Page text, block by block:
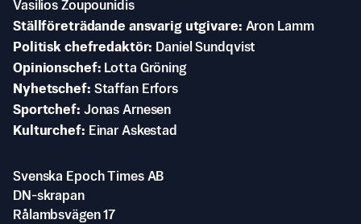
Vasilios Zoupounidis
Ställföreträdande ansvarig utgivare Aron Lamm
Politisk chefredaktör
Daniel Sundqvist
Opinionschef
Lotta Gröning
Nyhetschef Staffan Erfors
Sportchef Jonas Arnesen
Kulturchef
Einar Askestad
Svenska Epoch Times AB
DN-skrapan
Rålambsvägen 17